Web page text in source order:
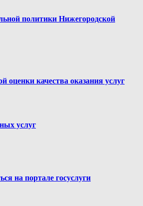
политики Нижегородской
оценки качества оказания услуг
услуг
на портале госуслуги